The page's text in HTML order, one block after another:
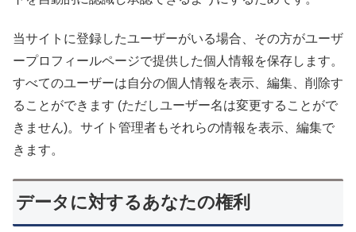
当サイトに登録したユーザーがいる場合、その方がユーザ
ープロフィールページで提供した個人情報を保存します。
すべてのユーザーは自分の個人情報を表示、編集、削除す
ることができます (ただしユーザー名は変更することがで
きません)。サイト管理者もそれらの情報を表示、編集で
きます。
データに対するあなたの権利